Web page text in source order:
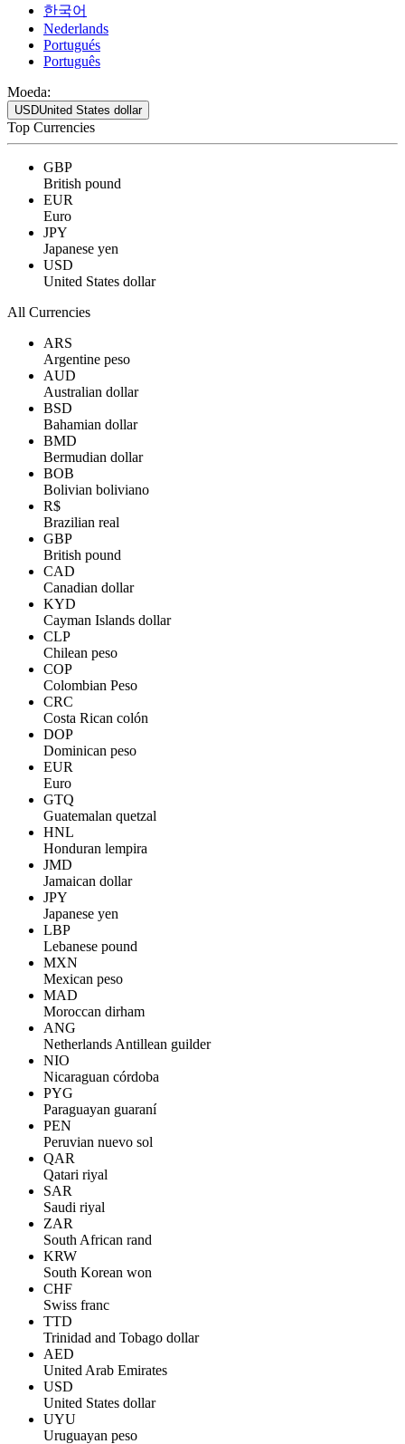
한국어
Nederlands
Portugués
Português
Moeda:
USDUnited States dollar
Top Currencies
GBP
British pound
EUR
Euro
JPY
Japanese yen
USD
United States dollar
All Currencies
ARS
Argentine peso
AUD
Australian dollar
BSD
Bahamian dollar
BMD
Bermudian dollar
BOB
Bolivian boliviano
R$
Brazilian real
GBP
British pound
CAD
Canadian dollar
KYD
Cayman Islands dollar
CLP
Chilean peso
COP
Colombian Peso
CRC
Costa Rican colón
DOP
Dominican peso
EUR
Euro
GTQ
Guatemalan quetzal
HNL
Honduran lempira
JMD
Jamaican dollar
JPY
Japanese yen
LBP
Lebanese pound
MXN
Mexican peso
MAD
Moroccan dirham
ANG
Netherlands Antillean guilder
NIO
Nicaraguan córdoba
PYG
Paraguayan guaraní
PEN
Peruvian nuevo sol
QAR
Qatari riyal
SAR
Saudi riyal
ZAR
South African rand
KRW
South Korean won
CHF
Swiss franc
TTD
Trinidad and Tobago dollar
AED
United Arab Emirates
USD
United States dollar
UYU
Uruguayan peso